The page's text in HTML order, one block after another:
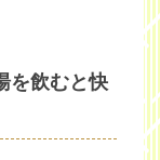
を飲むと快